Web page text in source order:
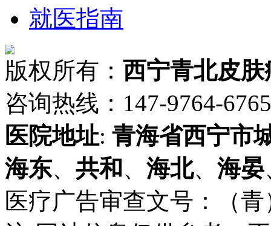
就医指南
版权所有： 西宁青北皮肤
咨询热线：147-9764-
医院地址: 青海省西宁市
海东、 共和 、 海北、 海晏
医疗广告审查文号：（